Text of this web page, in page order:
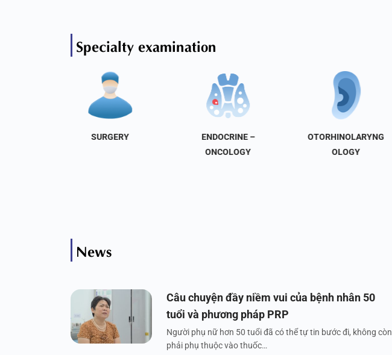
Specialty examination
SURGERY
ENDOCRINE –
ONCOLOGY
OTORHINOLARYNG
OLOGY
News
Câu chuyện đầy niềm vui của bệnh nhân 50
tuổi và phương pháp PRP
Người phụ nữ hơn 50 tuổi đã có thể tự tin bước đi, không còn
phải phụ thuộc vào thuốc…